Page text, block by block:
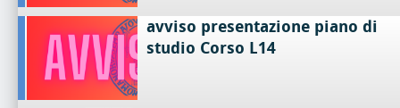
avviso presentazione piano di
studio Corso L14